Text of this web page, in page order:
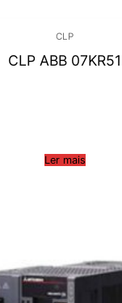
CLP
CLP ABB 07KR51
Ler mais